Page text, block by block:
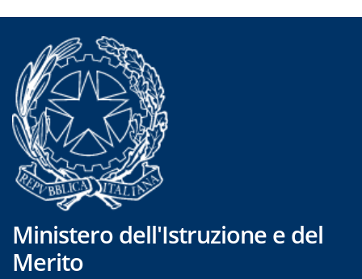
Ministero dell'Istruzione e del
Merito